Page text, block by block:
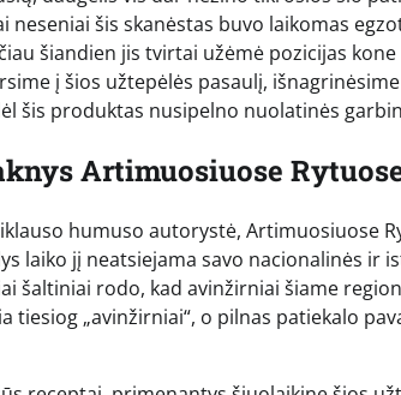
neseniai šis skanėstas buvo laikomas
šiandien jis tvirtai užėmė pozicijas
į šios užtepėlės pasaulį,
šis produktas nusipelno nuolatinės
Artimuosiuose
humuso autorystė, Artimuosiuose
laiko jį neatsiejama savo nacionalinės
šaltiniai rodo, kad avinžirniai šiame
tiesiog „avinžirniai“, o pilnas patiekalo